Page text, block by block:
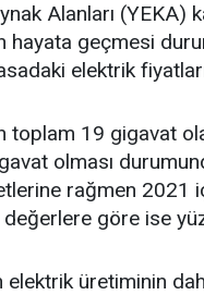
Alanları
hayata geçmesi
elektrik
toplam 19 gigavat
olması
rağmen
değerlere göre ise
elektrik üretiminin